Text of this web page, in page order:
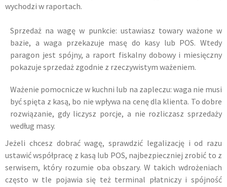
wychodzi w raportach.
Sprzedaż na wagę w punkcie: ustawiasz towary ważone w
bazie, a waga przekazuje masę do kasy lub POS. Wtedy
paragon jest spójny, a raport fiskalny dobowy i miesięczny
pokazuje sprzedaż zgodnie z rzeczywistym ważeniem.
Ważenie pomocnicze w kuchni lub na zapleczu: waga nie musi
być spięta z kasą, bo nie wpływa na cenę dla klienta. To dobre
rozwiązanie, gdy liczysz porcje, a nie rozliczasz sprzedaży
według masy.
Jeżeli chcesz dobrać wagę, sprawdzić legalizację i od razu
ustawić współpracę z kasą lub POS, najbezpieczniej zrobić to z
serwisem, który rozumie oba obszary. W takich wdrożeniach
często w tle pojawia się też terminal płatniczy i spójność